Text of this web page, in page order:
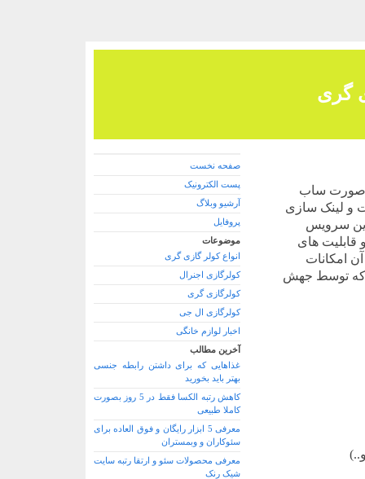
گری
صورت ساب
و لینک سازی
این سرویس
قابلیت های
امکانات
که توسط جهش
صفحه نخست
پست الکترونیک
آرشیو وبلاگ
پروفایل
موضوعات
انواع کولر گازی گری
کولرگازی اجنرال
کولرگازی گری
کولرگازی ال جی
اخبار لوازم خانگی
آخرین مطالب
غذاهایی که برای داشتن رابطه جنسی
بهتر باید بخورید
کاهش رتبه الکسا فقط در 5 روز بصورت
کاملا طبیعی
معرفی 5 ابزار رایگان و فوق العاده برای
سئوکاران و وبمستران
معرفی محصولات سئو و ارتقا رتبه سایت
شیک رنک